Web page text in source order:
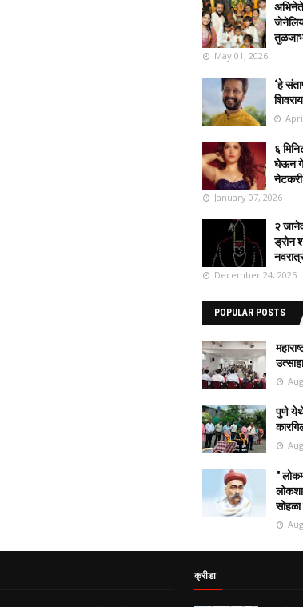
May 01, 2026
‘हे
६
घेऊन
January 07, 2026
२
ड्रोन
December 24, 2025
POPULAR POSTS
पुणे येथे
"
क्रीडा